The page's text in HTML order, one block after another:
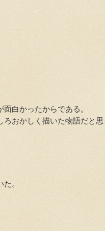
白かったからである。
おかしく描いた物語だと思
。